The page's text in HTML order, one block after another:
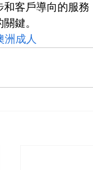
和客戶導向的服
鍵。
洲成人